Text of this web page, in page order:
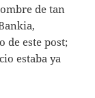
de tan
de este post;
estaba ya